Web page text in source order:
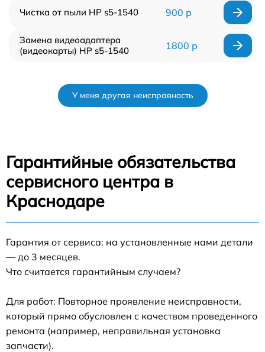
Чистка от пыли HP s5-1540 900 р
Замена видеоадаптера
(видеокарты) HP s5-1540
1800 р
У меня другая неисправность
Гарантийные обязательства
сервисного центра в
Краснодаре
Гарантия от сервиса: на установленные нами детали
— до 3 месяцев.
Что считается гарантийным случаем?
Для работ: Повторное проявление неисправности,
который прямо обусловлен с качеством проведенного
ремонта (например, неправильная установка
запчасти).